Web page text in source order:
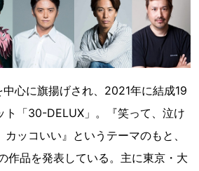
心に旗揚げされ、2021年に結成19
ト「30-DELUX」。『笑って、泣け
ッコいい』というテーマのもと、
作品を発表している。主に東京・大